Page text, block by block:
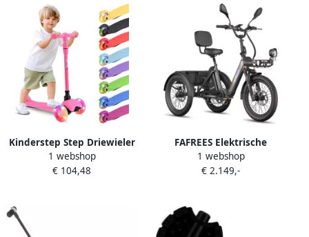
180kg 85km Bereik Grote
groente den aan de voor-
en achterkant Koppelsensor
Max 180kg Belasting –
Groen
Kinderstep Step Driewieler
Buiten Spelen Verstelbaar
Stuur 63.5cm 72.5cm
1 webshop
€ 104,48
FAFREES Elektrische
Driewieler 20 Inch 48V 21Ah
Accu Dik Klapfiets E-
180kg 85km Bereik Grote
groente den aan de voor-
1 webshop
€ 2.149,-